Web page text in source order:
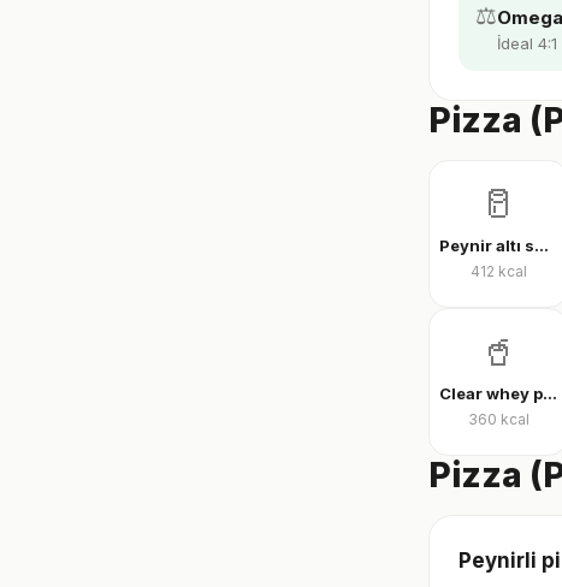
⚖️
İdeal 4:1
Pizza
🥛
Peynir altı suyu protein tozu
412 kcal
🥤
Clear whey protein
360 kcal
Pizza
Peynirli